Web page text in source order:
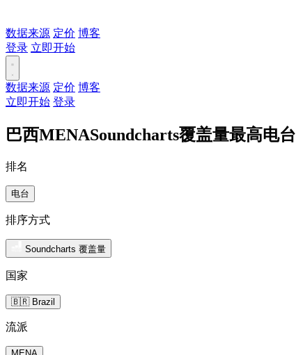
数据来源 定价 博客
登录 立即开始
数据来源 定价 博客
立即开始 登录
巴西MENASoundcharts覆盖量最高电台
排名
电台
排序方式
Soundcharts 覆盖量
国家
🇧🇷 Brazil
流派